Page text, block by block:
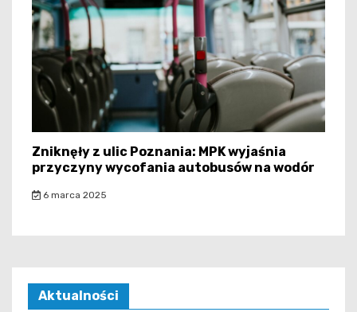
Zniknęły z ulic Poznania: MPK wyjaśnia
przyczyny wycofania autobusów na wodór
6 marca 2025
Aktualności